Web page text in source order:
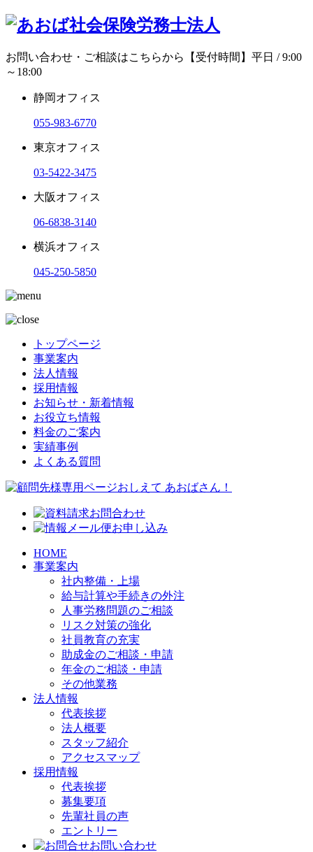
お問い合わせ・ご相談はこちらから
【受付時間】平日 / 9:00
～18:00
静岡オフィス
055-983-6770
東京オフィス
03-5422-3475
大阪オフィス
06-6838-3140
横浜オフィス
045-250-5850
トップページ
事業案内
法人情報
採用情報
お知らせ・新着情報
お役立ち情報
料金のご案内
実績事例
よくある質問
HOME
事業案内
社内整備・上場
給与計算や手続きの外注
人事労務問題のご相談
リスク対策の強化
社員教育の充実
助成金のご相談・申請
年金のご相談・申請
その他業務
法人情報
代表挨拶
法人概要
スタッフ紹介
アクセスマップ
採用情報
代表挨拶
募集要項
先輩社員の声
エントリー
お問い合わせ